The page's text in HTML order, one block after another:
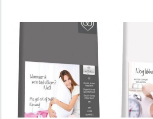
variaties.
Deze
optie
kan
gekozen
worden
op
de
productpagina